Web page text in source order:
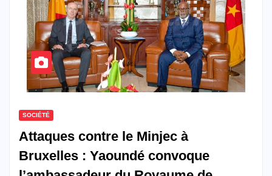
SOCIÉTÉ
Attaques contre le Minjec à
Bruxelles : Yaoundé convoque